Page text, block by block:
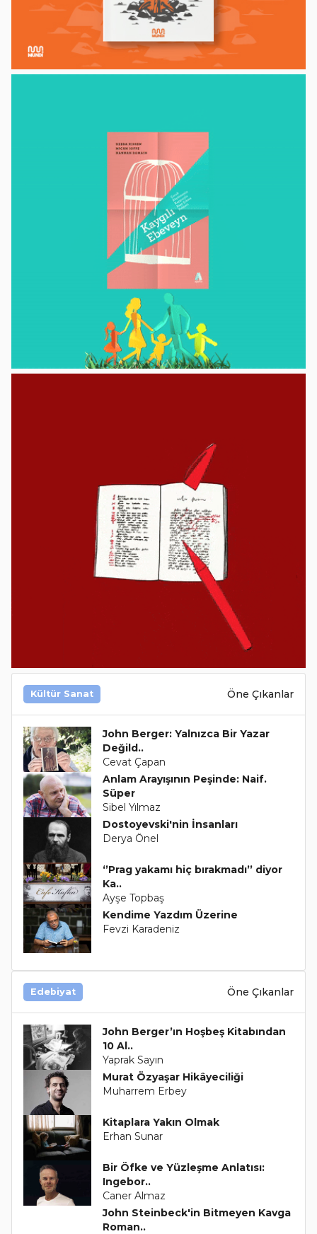
Kültür Sanat Öne Çıkanlar
John Berger: Yalnızca Bir Yazar
Değild..
Cevat Çapan
Anlam Arayışının Peşinde: Naif.
Süper
Sibel Yılmaz
Dostoyevski'nin İnsanları
Derya Önel
‘’Prag yakamı hiç bırakmadı’’ diyor
Ka..
Ayşe Topbaş
Kendime Yazdım Üzerine
Fevzi Karadeniz
Edebiyat Öne Çıkanlar
John Berger’ın Hoşbeş Kitabından
10 Al..
Yaprak Sayın
Murat Özyaşar Hikâyeciliği
Muharrem Erbey
Kitaplara Yakın Olmak
Erhan Sunar
Bir Öfke ve Yüzleşme Anlatısı:
Ingebor..
Caner Almaz
John Steinbeck'in Bitmeyen Kavga
Roman..